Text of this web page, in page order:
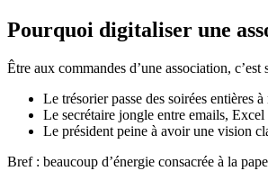
Pourquoi digitaliser une
Être aux commandes d’une association,
Le trésorier passe des soirées entières
Le secrétaire jongle entre emails,
Le président peine à avoir une vision
Bref : beaucoup d’énergie consacrée à la